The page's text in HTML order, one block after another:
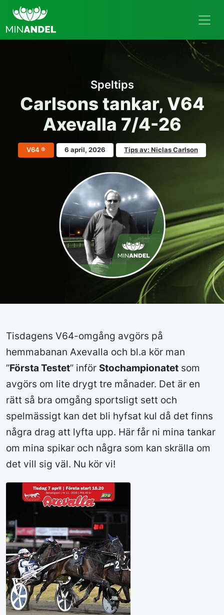
Speltips
Carlsons tankar, V64
Axevalla 7/4-26
V64 ® 6 april, 2026 Tips av: Niclas Carlson
Tisdagens V64-omgång avgörs på
hemmabanan Axevalla och bl.a kör man
”Första Testet” inför Stochampionatet som
avgörs om lite drygt tre månader. Det är en
rätt så bra omgång sportsligt sett och
spelmässigt kan det bli hyfsat kul då det finns
några drag att lyfta upp. Här får ni mina tankar
om mina spikar och några som kan skrälla om
det vill sig väl. Nu kör vi!